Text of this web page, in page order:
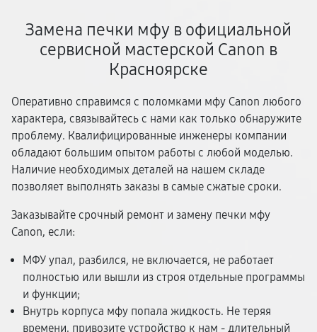
Замена печки мфу в официальной
сервисной мастерской Canon в
Красноярске
Оперативно справимся с поломками мфу Canon любого
характера, связывайтесь с нами как только обнаружите
проблему. Квалифицированные инженеры компании
обладают большим опытом работы с любой моделью.
Наличие необходимых деталей на нашем складе
позволяет выполнять заказы в самые сжатые сроки.
Заказывайте срочный ремонт и замену печки мфу
Canon, если:
МФУ упал, разбился, не включается, не работает
полностью или вышли из строя отдельные программы
и функции;
Внутрь корпуса мфу попала жидкость. Не теряя
времени, привозите устройство к нам - длительный